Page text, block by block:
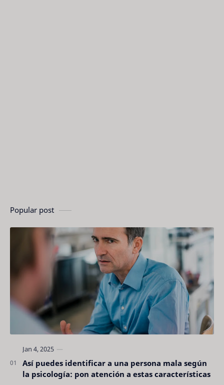
Popular post
Así puedes identificar a una persona mala según
la psicología: pon atención a estas características